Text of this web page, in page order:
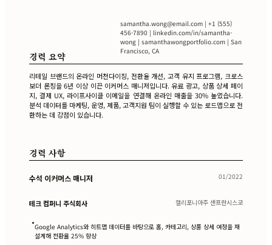
samantha.wong@email.com | +1 (555)
456-7890 | linkedin.com/in/samantha-
wong | samanthawongportfolio.com | San
Francisco, CA
경력 요약
리테일 브랜드의 온라인 머천다이징, 전환율 개선, 고객 유지 프로그램, 크로스
보더 론칭을 6년 이상 이끈 이커머스 매니저입니다. 유료 광고, 상품 상세 페이
지, 결제 UX, 라이프사이클 이메일을 연결해 온라인 매출을 30% 높였습니다.
분석 데이터를 마케팅, 운영, 제품, 고객지원 팀이 실행할 수 있는 로드맵으로 전
환하는 데 강점이 있습니다.
경력 사항
수석 이커머스 매니저 01/2022
테크 컴퍼니 주식회사 캘리포니아주 샌프란시스코
•Google Analytics와 히트맵 데이터를 바탕으로 홈, 카테고리, 상품 상세 여정을 재
설계해 전환율 25% 향상